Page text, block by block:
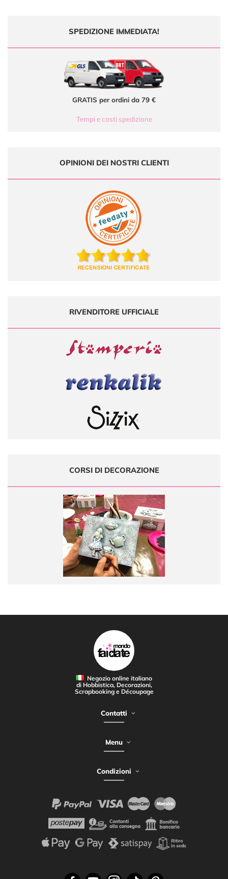
SPEDIZIONE IMMEDIATA!
GRATIS per ordini da 79 €
Tempi e costi spedizione
OPINIONI DEI NOSTRI CLIENTI
RIVENDITORE UFFICIALE
CORSI DI DECORAZIONE
Negozio online italiano
di Hobbistica, Decorazioni,
Scrapbooking e Découpage
Contatti
Menu
Condizioni